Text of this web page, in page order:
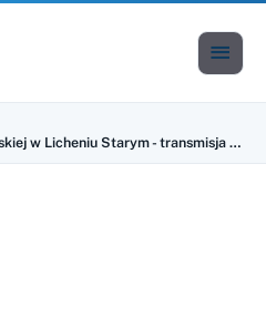

Sanktuarium Matki Bożej Licheńskiej w Licheniu Starym - transmisja na żywo